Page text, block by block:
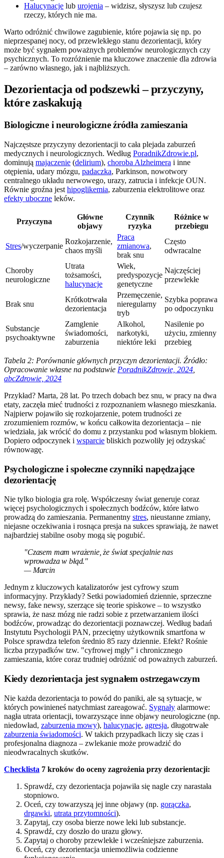
Halucynacje lub urojenia – widzisz, słyszysz lub czujesz
rzeczy, których nie ma.
Warto odróżnić chwilowe zagubienie, które pojawia się np. po
nieprzespanej nocy, od przewlekłego stanu dezorientacji, który
może być sygnałem poważnych problemów neurologicznych czy
psychicznych. To rozróżnienie ma kluczowe znaczenie dla zdrowia
– zarówno własnego, jak i najbliższych.
Dezorientacja od podszewki – przyczyny,
które zaskakują
Biologiczne i neurologiczne źródła zamieszania
Najczęstsze przyczyny dezorientacji to cała plejada zaburzeń
medycznych i neurologicznych. Według PoradnikZdrowie.pl,
dominują majaczenie (delirium), choroba Alzheimera i inne
otępienia, udary mózgu, padaczka, Parkinson, nowotwory
centralnego układu nerwowego, urazy, zatrucia i infekcje OUN.
Równie groźna jest hipoglikemia, zaburzenia elektrolitowe oraz
efekty uboczne leków.
Przyczyna
Główne
objawy
Czynnik
ryzyka
Różnice w
przebiegu
Stres/wyczerpanie
Rozkojarzenie,
chaos myśli
Praca
zmianowa,
brak snu
Często
odwracalne
Choroby
neurologiczne
Utrata
tożsamości,
halucynacje
Wiek,
predyspozycje
genetyczne
Najczęściej
przewlekłe
Brak snu
Krótkotrwała
dezorientacja
Przemęczenie,
nieregularny
tryb
Szybka poprawa
po odpoczynku
Substancje
psychoaktywne
Zamglenie
świadomości,
zaburzenia
Alkohol,
narkotyki,
niektóre leki
Nasilenie po
użyciu, zmienny
przebieg
Tabela 2: Porównanie głównych przyczyn dezorientacji. Źródło:
Opracowanie własne na podstawie PoradnikZdrowie, 2024
abcZdrowie, 2024
Przykład? Marta, 28 lat. Po trzech dobach bez snu, w pracy na dwa
etaty, zaczęła mieć trudności z rozpoznaniem własnego mieszkania.
Najpierw pojawiło się rozkojarzenie, potem trudności ze
zrozumieniem rozmów, w końcu całkowita dezorientacja – nie
wiedziała, jak wrócić do domu z przystanku pod własnym blokiem.
Dopiero odpoczynek i wsparcie bliskich pozwoliły jej odzyskać
równowagę.
Psychologiczne i społeczne czynniki napędzające
dezorientację
Nie tylko biologia gra rolę. Współczesny świat generuje coraz
więcej psychologicznych i społecznych bodźców, które łatwo
prowadzą do zamieszania. Permanentny stres, nieustanne zmiany,
niejasne oczekiwania i rosnąca presja na sukces sprawiają, że nawet
najbardziej stabilne osoby mogą się pogubić.
"Czasem mam wrażenie, że świat specjalnie nas
wprowadza w błąd."
— Marcin
Jednym z kluczowych katalizatorów jest cyfrowy szum
informacyjny. Przykłady? Setki powiadomień dziennie, sprzeczne
newsy, fake newsy, szerzące się teorie spiskowe – to wszystko
sprawia, że nasz mózg nie radzi sobie z przetwarzaniem ilości
bodźców, prowadząc do dezorientacji poznawczej. Według badań
Instytutu Psychologii PAN, przeciętny użytkownik smartfona w
Polsce sprawdza telefon średnio 85 razy dziennie. Efekt? Rośnie
liczba przypadków tzw. "cyfrowej mgły" i chronicznego
zamieszania, które coraz trudniej odróżnić od poważnych zaburzeń.
Kiedy dezorientacja jest sygnałem ostrzegawczym
Nie każda dezorientacja to powód do paniki, ale są sytuacje, w
których powinieneś natychmiast zareagować. Sygnały alarmowe:
nagła utrata orientacji, towarzyszące inne objawy neurologiczne (np.
niedowład, zaburzenia mowy), halucynacje, agresja, długotrwałe
zaburzenia świadomości. W takich przypadkach liczy się czas i
profesjonalna diagnoza – zwlekanie może prowadzić do
nieodwracalnych skutków.
Checklista 7 kroków do oceny zagrożenia przy dezorientacji:
Sprawdź, czy dezorientacja pojawiła się nagle czy narastała
stopniowo.
Oceń, czy towarzyszą jej inne objawy (np. gorączka,
drgawki, utrata przytomności).
Zapytaj, czy osoba bierze nowe leki lub substancje.
Sprawdź, czy doszło do urazu głowy.
Zapytaj o choroby przewlekłe i wcześniejsze zaburzenia.
Oceń, czy dezorientacja uniemożliwia codzienne